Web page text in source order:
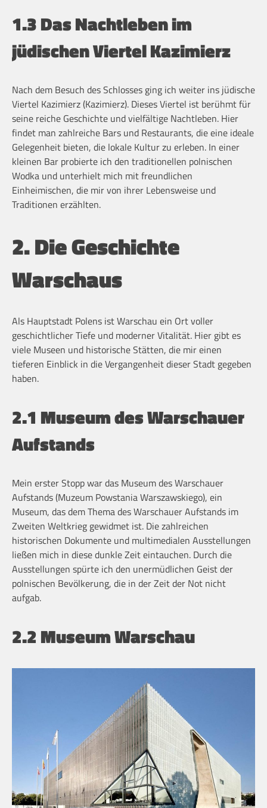
1.3 Das Nachtleben im
jüdischen Viertel Kazimierz
Nach dem Besuch des Schlosses ging ich weiter ins jüdische
Viertel Kazimierz (Kazimierz). Dieses Viertel ist berühmt für
seine reiche Geschichte und vielfältige Nachtleben. Hier
findet man zahlreiche Bars und Restaurants, die eine ideale
Gelegenheit bieten, die lokale Kultur zu erleben. In einer
kleinen Bar probierte ich den traditionellen polnischen
Wodka und unterhielt mich mit freundlichen
Einheimischen, die mir von ihrer Lebensweise und
Traditionen erzählten.
2. Die Geschichte
Warschaus
Als Hauptstadt Polens ist Warschau ein Ort voller
geschichtlicher Tiefe und moderner Vitalität. Hier gibt es
viele Museen und historische Stätten, die mir einen
tieferen Einblick in die Vergangenheit dieser Stadt gegeben
haben.
2.1 Museum des Warschauer
Aufstands
Mein erster Stopp war das Museum des Warschauer
Aufstands (Muzeum Powstania Warszawskiego), ein
Museum, das dem Thema des Warschauer Aufstands im
Zweiten Weltkrieg gewidmet ist. Die zahlreichen
historischen Dokumente und multimedialen Ausstellungen
ließen mich in diese dunkle Zeit eintauchen. Durch die
Ausstellungen spürte ich den unermüdlichen Geist der
polnischen Bevölkerung, die in der Zeit der Not nicht
aufgab.
2.2 Museum Warschau